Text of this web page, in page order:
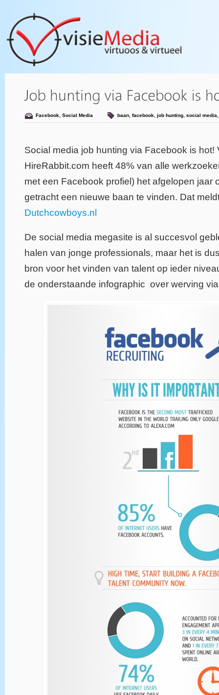
Facebook, Social Media baan, facebook, job hunting, social media
Social media job hunting via Facebook is hot!
HireRabbit.com heeft 48% van alle
met een Facebook profiel) het afgelopen jaar
getracht een nieuwe baan te vinden. Dat
Dutchcowboys.nl
De social media megasite is al succesvol
halen van jonge professionals, maar het is
bron voor het vinden van talent op ieder
de onderstaande infographic over werving